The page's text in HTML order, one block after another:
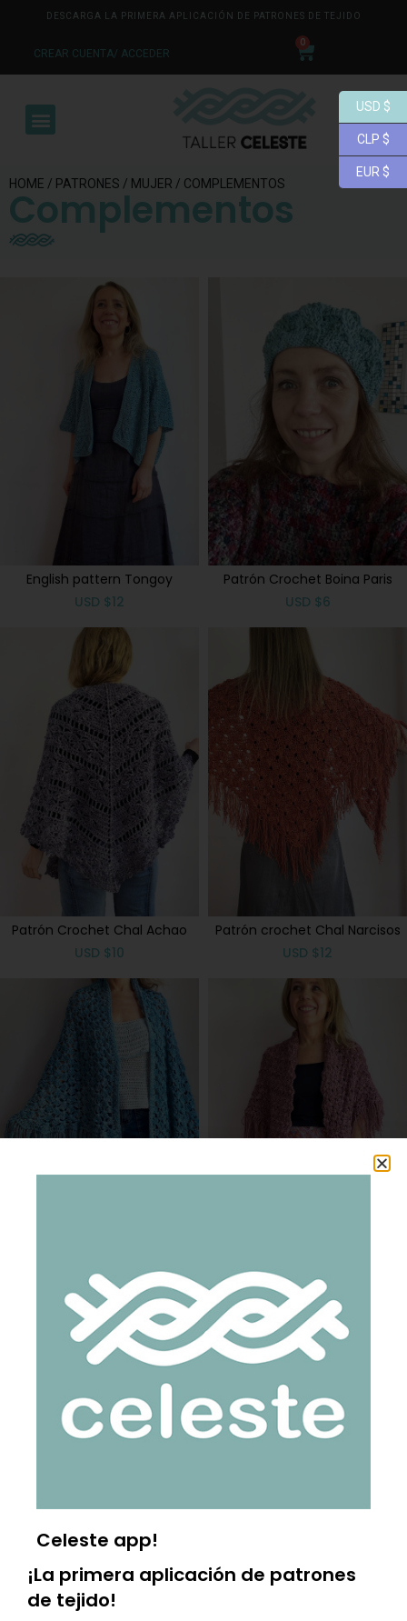
DESCARGA LA PRIMERA APLICACIÓN DE PATRONES DE TEJIDO
CREAR CUENTA/ ACCEDER
0
HOME / PATRONES / MUJER / COMPLEMENTOS
Complementos
English pattern Tongoy
USD $12
Patrón Crochet Boina Paris
USD $6
Patrón Crochet Chal Achao
USD $10
Patrón crochet Chal Narcisos
USD $12
Patrón Crochet Chal Quenac
USD$ 6
Patrón Crochet Chal Quinchao
USD$10
USD $
CLP $
EUR $
Celeste app!
¡La primera aplicación de patrones
de tejido!